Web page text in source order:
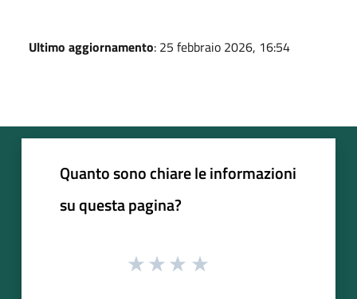
Ultimo aggiornamento: 25 febbraio 2026, 16:54
Quanto sono chiare le informazioni
su questa pagina?